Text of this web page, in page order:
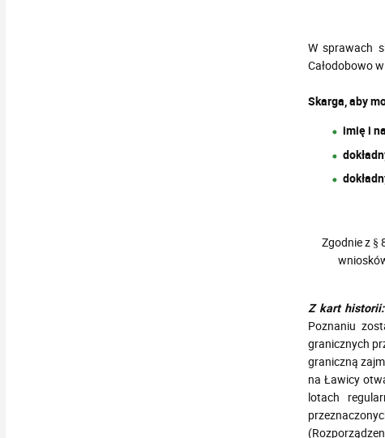
W sprawach
Całodobowo
Skarga, aby
imię i
Zgodnie z §
Z kart
Poznaniu
granicznych
graniczną
na Ławicy
lotach